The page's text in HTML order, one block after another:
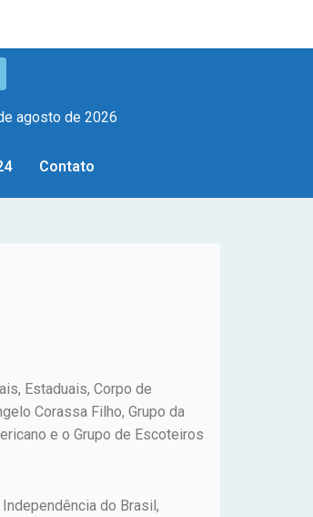
agosto de 2026
Contato
Estaduais, Corpo de
Corassa Filho, Grupo da
e o Grupo de Escoteiros
do Brasil,